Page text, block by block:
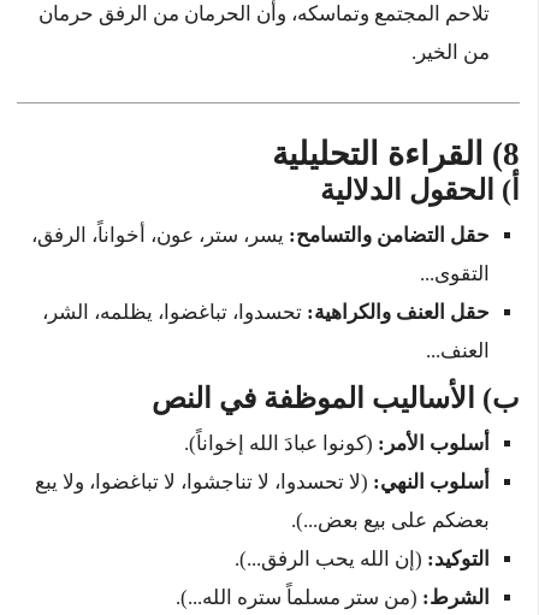
تلاحم المجتمع وتماسكه، وأن الحرمان من الرفق حرمان
من الخير.
8) القراءة التحليلية
أ) الحقول الدلالية
حقل التضامن والتسامح: يسر، ستر، عون، أخواناً، الرفق،
التقوى...
حقل العنف والكراهية: تحسدوا، تباغضوا، يظلمه، الشر،
العنف...
ب) الأساليب الموظفة في النص
أسلوب الأمر: (كونوا عبادَ الله إخواناً).
أسلوب النهي: (لا تحسدوا، لا تناجشوا، لا تباغضوا، ولا يبع
بعضكم على بيع بعض...).
التوكيد: (إن الله يحب الرفق...).
الشرط: (من ستر مسلماً ستره الله...).